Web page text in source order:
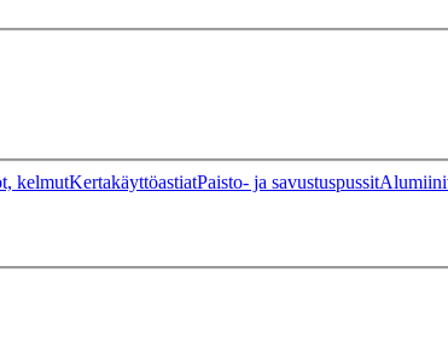
kelmutKertakäyttöastiatPaisto- ja savustuspussit